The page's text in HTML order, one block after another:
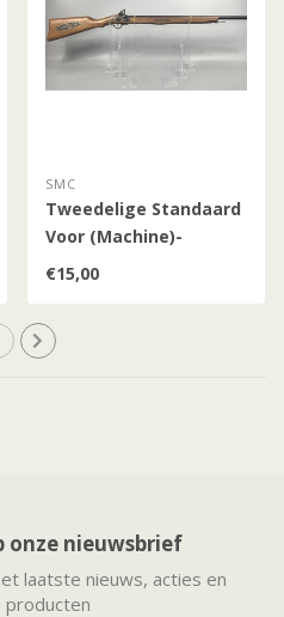
SMC
Tweedelige Standaard
Voor (Machine)-
Geweren (Kleine
€15,00
onze nieuwsbrief
laatste nieuws, acties en
producten